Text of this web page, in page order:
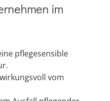
im
pflegesensible
vom